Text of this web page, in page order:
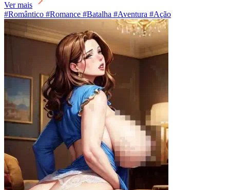
Ver mais
#Romântico #Romance #Batalha #Aventura #Ação